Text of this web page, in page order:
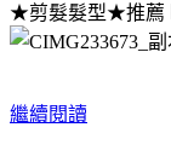
★剪髮髮型★推薦
繼續閱讀